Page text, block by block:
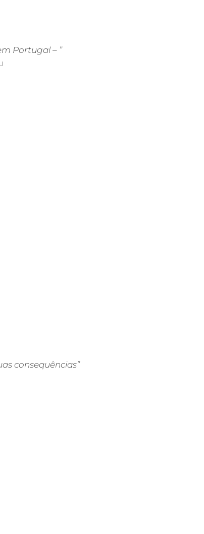
Portugal – ”
consequências”